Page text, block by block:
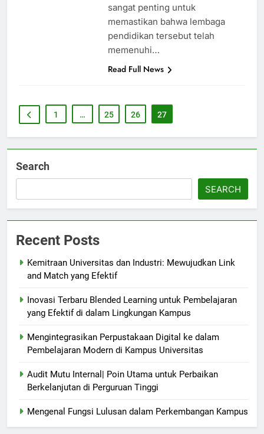
sangat penting untuk
memastikan bahwa lembaga
pendidikan tersebut telah
memenuhi…
Read Full News
1 … 25 26 27
Search
SEARCH
Recent Posts
Kemitraan Universitas dan Industri: Mewujudkan Link
and Match yang Efektif
Inovasi Terbaru Blended Learning untuk Pembelajaran
yang Efektif di dalam Lingkungan Kampus
Mengintegrasikan Perpustakaan Digital ke dalam
Pembelajaran Modern di Kampus Universitas
Audit Mutu Internal| Poin Utama untuk Perbaikan
Berkelanjutan di Perguruan Tinggi
Mengenal Fungsi Lulusan dalam Perkembangan Kampus